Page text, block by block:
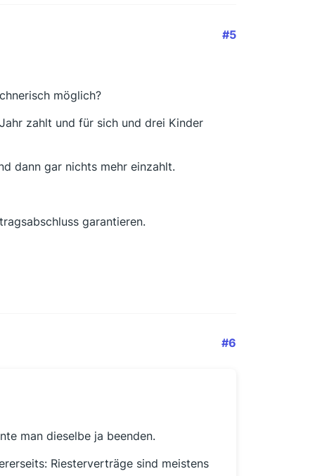
#5
möglich?
zahlt und für sich und drei Kinder
dann gar nichts mehr einzahlt.
garantieren.
#6
man dieselbe ja beenden.
Riesterverträge sind meistens